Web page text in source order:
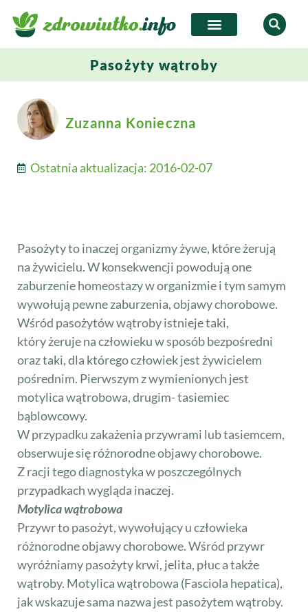
Pasożyty wątroby
Zuzanna Konieczna
Ostatnia aktualizacja: 2016-02-07
Pasożyty to inaczej organizmy żywe, które żerują
na żywicielu. W konsekwencji powodują one
zaburzenie homeostazy w organizmie i tym samym
wywołują pewne zaburzenia, objawy chorobowe.
Wśród pasożytów wątroby istnieje taki,
który żeruje na człowieku w sposób bezpośredni
oraz taki, dla którego człowiek jest żywicielem
pośrednim. Pierwszym z wymienionych jest
motylica wątrobowa, drugim- tasiemiec
bąblowcowy.
W przypadku zakażenia przywrami lub tasiemcem,
obserwuje się różnorodne objawy chorobowe.
Z racji tego diagnostyka w poszczególnych
przypadkach wygląda inaczej.
Motylica wątrobowa
Przywr to pasożyt, wywołujący u człowieka
różnorodne objawy chorobowe. Wśród przywr
wyróżniamy pasożyty krwi, jelita, płuc a także
wątroby. Motylica wątrobowa (Fasciola hepatica),
jak wskazuje sama nazwa jest pasożytem wątroby.